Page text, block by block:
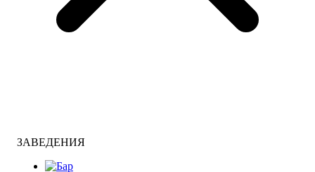
ЗАВЕДЕНИЯ